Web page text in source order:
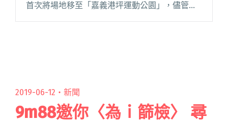
首次將場地移至「嘉義港坪運動公園」，儘管邀
請到草東沒有派對、土屋安娜、茄子蛋、陳珊
2019-06-12・ 新聞
9m88邀你〈為ｉ篩檢〉 尋